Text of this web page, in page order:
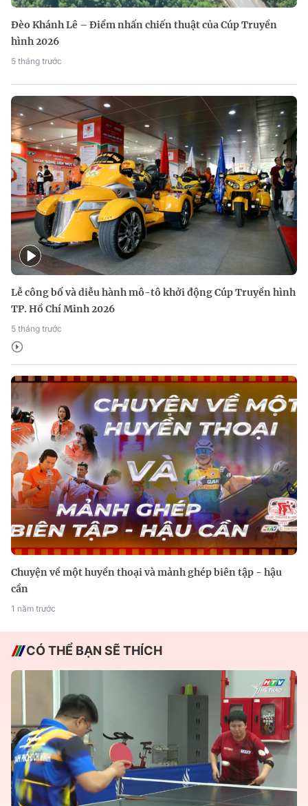
Đèo Khánh Lê – Điểm nhấn chiến thuật của Cúp Truyền
hình 2026
5 tháng trước
Lễ công bố và diễu hành mô-tô khởi động Cúp Truyền hình
TP. Hồ Chí Minh 2026
5 tháng trước
Chuyện về một huyền thoại và mảnh ghép biên tập - hậu
cần
1 năm trước
CÓ THỂ BẠN SẼ THÍCH